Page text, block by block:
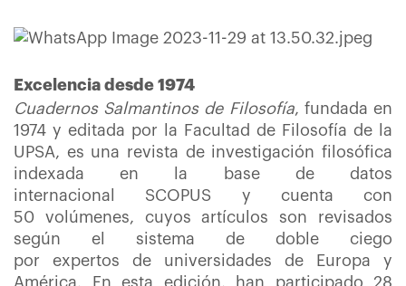
Excelencia desde 1974
Cuadernos Salmantinos de Filosofía, fundada en
1974 y editada por la Facultad de Filosofía de la
UPSA, es una revista de investigación filosófica
indexada en la base de datos
internacional SCOPUS y cuenta con
50 volúmenes, cuyos artículos son revisados
según el sistema de doble ciego
por expertos de universidades de Europa y
América. En esta edición, han participado 28